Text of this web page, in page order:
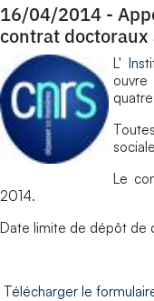
16/04/2014 -
contrat
L'
Le
2014.
Date limite de dépôt de
Télécharger le